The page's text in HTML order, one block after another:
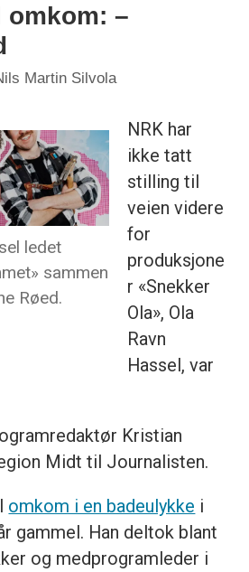
omkom: –
Martin Silvola
ledet
sammen
Røed.
NRK har
ikke tatt
stilling til
veien videre
for
produksjone
r «Snekker
Ola», Ola
Ravn
Hassel, var
Kristian
Midt til Journalisten.
omkom i en badeulykke i
gammel. Han deltok blant
og medprogramleder i